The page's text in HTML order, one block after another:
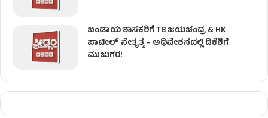
ಬಂಡಾಯ ಶಾಸಕರಿಗೆ TB ಜಯಚಂದ್ರ & HK
ಪಾಟೀಲ್ ನೇತೃತ್ವ – ಅಧಿವೇಶನದಲ್ಲಿ ಡಿಕೆಶಿಗೆ
ಮುಜುಗರ!